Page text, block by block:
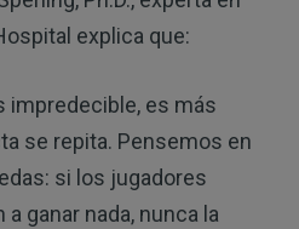
explica que:
impredecible, es más
se repita. Pensemos en
si los jugadores
ganar nada, nunca la